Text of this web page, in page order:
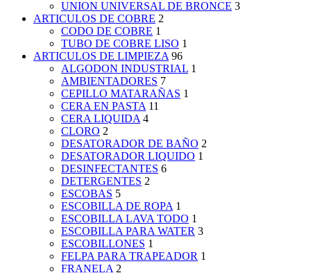
UNION UNIVERSAL DE BRONCE 3
ARTICULOS DE COBRE 2
CODO DE COBRE 1
TUBO DE COBRE LISO 1
ARTICULOS DE LIMPIEZA 96
ALGODON INDUSTRIAL 1
AMBIENTADORES 7
CEPILLO MATARAÑAS 1
CERA EN PASTA 11
CERA LIQUIDA 4
CLORO 2
DESATORADOR DE BAÑO 2
DESATORADOR LIQUIDO 1
DESINFECTANTES 6
DETERGENTES 2
ESCOBAS 5
ESCOBILLA DE ROPA 1
ESCOBILLA LAVA TODO 1
ESCOBILLA PARA WATER 3
ESCOBILLONES 1
FELPA PARA TRAPEADOR 1
FRANELA 2